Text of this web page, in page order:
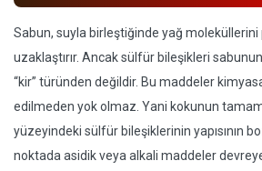
Sabun, suyla birleştiğinde yağ moleküllerini
uzaklaştırır. Ancak sülfür bileşikleri
“kir” türünden değildir. Bu maddeler
edilmeden yok olmaz. Yani kokunun
yüzeyindeki sülfür bileşiklerinin yapısının
noktada asidik veya alkali maddeler